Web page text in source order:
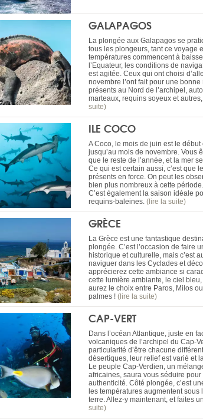
GALAPAGOS
La plongée aux Galapagos se
tous les plongeurs, tant ce voyage
températures commencent à
l’Equateur, les conditions de
est agitée. Ceux qui ont choisi
novembre l’ont fait pour une
présents au Nord de l’archipel,
marteaux, requins soyeux et
suite)
ILE COCO
A Coco, le mois de juin est le
jusqu’au mois de novembre. Vous
que le reste de l’année, et la mer
Ce qui est certain aussi, c’est que
présents en force. On peut les
bien plus nombreux à cette période.
C’est également la saison idéale
requins-baleines. (lire la suite)
GRÈCE
La Grèce est une fantastique
plongée. C’est l’occasion de faire
historique et culturelle, mais c’est
naviguer dans les Cyclades et
apprécierez cette ambiance si
cette lumière ambiante, le ciel
aurez le choix entre Paros, Milos
palmes ! (lire la suite)
CAP-VERT
Dans l’océan Atlantique, juste en
volcaniques de l’archipel du Cap-
particularité d’être chacune
désertiques, leur relief est varié et
Le peuple Cap-Verdien, un
africaines, saura vous séduire
authenticité. Côté plongée, c’est
les températures augmentent sous
terre. Allez-y maintenant, et faites
suite)